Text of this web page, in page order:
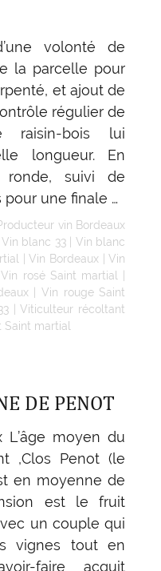
volonté de
la parcelle pour
et ajout de
régulier de
raisin-bois lui
longueur. En
ronde, suivi de
une finale …
vin Bordeaux
Vin blanc 33| Vin blanc
|Vin Bordeaux|Vin
Vin rosé Saint martial
| Vin rouge Saint
|Viticulteur récoltant
Saint martial
DE PENOT
L’âge moyen du
,Clos Penot (le
en moyenne de
est le fruit
un couple qui
vignes tout en
faire acquit